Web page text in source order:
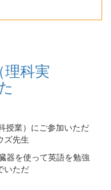
理科実
授業）にご参加いただ
ズ先生
器を使って英語を勉強
いただ